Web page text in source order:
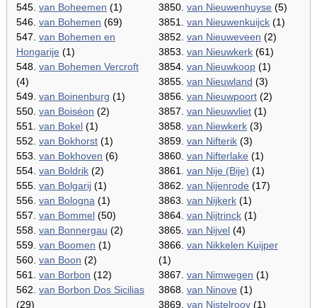
545. van Boheemen (1)
546. van Bohemen (69)
547. van Bohemen en
Hongarije (1)
548. van Bohemen Vercroft
(4)
549. van Boinenburg (1)
550. van Boiséon (2)
551. van Bokel (1)
552. van Bokhorst (1)
553. van Bokhoven (6)
554. van Boldrik (2)
555. van Bolgarij (1)
556. van Bologna (1)
557. van Bommel (50)
558. van Bonnergau (2)
559. van Boomen (1)
560. van Boon (2)
561. van Borbon (12)
562. van Borbon Dos Sicilias
(29)
3850. van Nieuwenhuyse (5)
3851. van Nieuwenkuijck (1)
3852. van Nieuweveen (2)
3853. van Nieuwkerk (61)
3854. van Nieuwkoop (1)
3855. van Nieuwland (3)
3856. van Nieuwpoort (2)
3857. van Nieuwvliet (1)
3858. van Niewkerk (3)
3859. van Nifterik (3)
3860. van Nifterlake (1)
3861. van Nije (Bije) (1)
3862. van Nijenrode (17)
3863. van Nijkerk (1)
3864. van Nijtrinck (1)
3865. van Nijvel (4)
3866. van Nikkelen Kuijper
(1)
3867. van Nimwegen (1)
3868. van Ninove (1)
3869. van Nistelrooy (1)